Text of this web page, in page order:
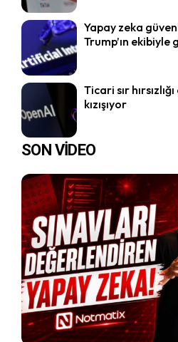
Yapay zeka
Trump’ın ekibiyle
Ticari sır
kızışıyor
SON VİDEO